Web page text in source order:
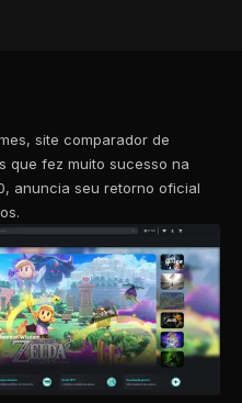
site comparador de
que fez muito sucesso na
anuncia seu retorno oficial